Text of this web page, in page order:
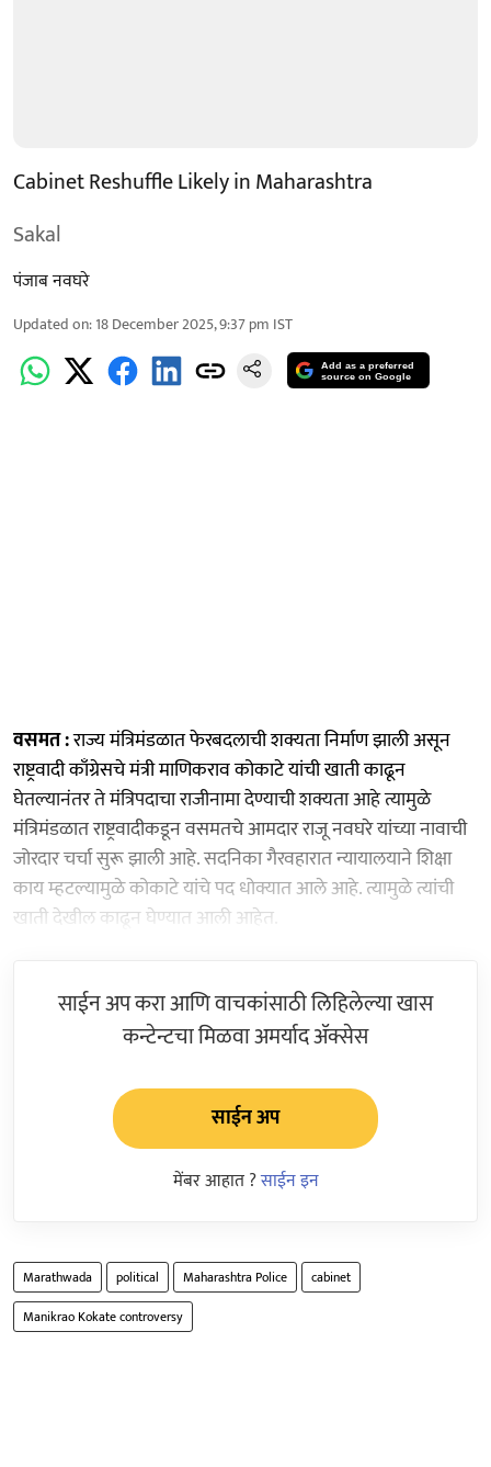
Cabinet Reshuffle Likely in Maharashtra
Sakal
पंजाब नवघरे
Updated on:18 December 2025, 9:37 pm IST
Add as a preferred
source on Google
वसमत :राज्य मंत्रिमंडळात फेरबदलाची शक्यता निर्माण झाली असून
राष्ट्रवादी काँग्रेसचे मंत्री माणिकराव कोकाटे यांची खाती काढून
घेतल्यानंतर ते मंत्रिपदाचा राजीनामा देण्याची शक्यता आहे त्यामुळे
मंत्रिमंडळात राष्ट्रवादीकडून वसमतचे आमदार राजू नवघरे यांच्या नावाची
जोरदार चर्चा सुरू झाली आहे. सदनिका गैरवहारात न्यायालयाने शिक्षा
काय म्हटल्यामुळे कोकाटे यांचे पद धोक्यात आले आहे. त्यामुळे त्यांची
खाती देखील काढून घेण्यात आली आहेत.
साईन अप करा आणि वाचकांसाठी लिहिलेल्या खास
कन्टेन्टचा मिळवा अमर्याद ॲक्सेस
साईन अप
मेंबर आहात ?साईन इन
Marathwada political Maharashtra Police
cabinet
Manikrao Kokate controversy